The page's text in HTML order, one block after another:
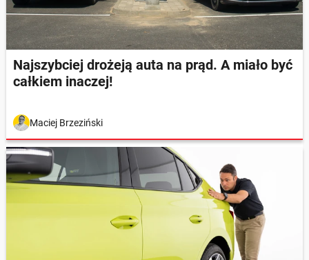
Najszybciej drożeją auta na prąd. A miało być
całkiem inaczej!
Maciej Brzeziński